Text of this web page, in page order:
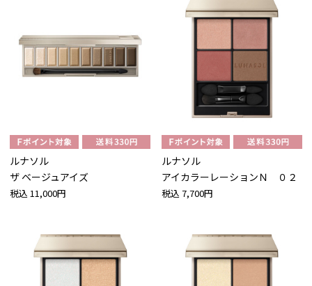
ルナソル
ザ ベージュアイズ
税込 11,000円
ルナソル
アイカラーレーションＮ ０２
税込 7,700円